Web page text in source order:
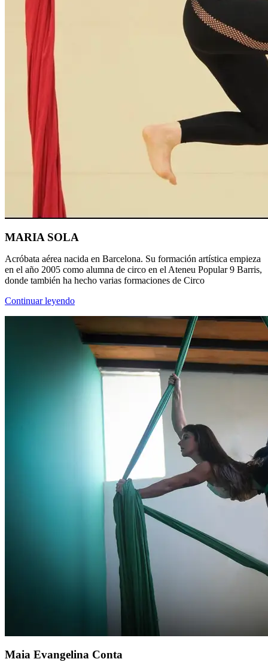
MARIA SOLA
Acróbata aérea nacida en Barcelona. Su formación artística empieza
en el año 2005 como alumna de circo en el Ateneu Popular 9 Barris,
donde también ha hecho varias formaciones de Circo
Continuar leyendo
Maia Evangelina Conta